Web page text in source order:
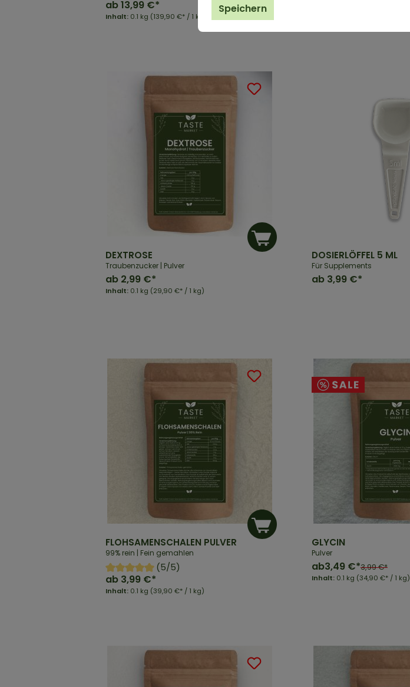
Inhalt: 0.1 kg (139,90 €* / 1 kg)
ab13,99 €*
DEXTROSE
Traubenzucker | Pulver
Inhalt: 0.1 kg (29,90 €* / 1 kg)
ab 2,99 €*
DOSIERLÖFFEL 5 ML
Für Supplements
ab 3,99 €*
FLOHSAMENSCHALEN PULVER
99% rein | Fein gemahlen
(5/5)
Inhalt: 0.1 kg (39,90 €* / 1 kg)
ab 3,99 €*
GLYCIN
Pulver
Inhalt: 0.1 kg (34,90 €* / 1 kg)
3,99 €*
ab3,49 €*
Speichern